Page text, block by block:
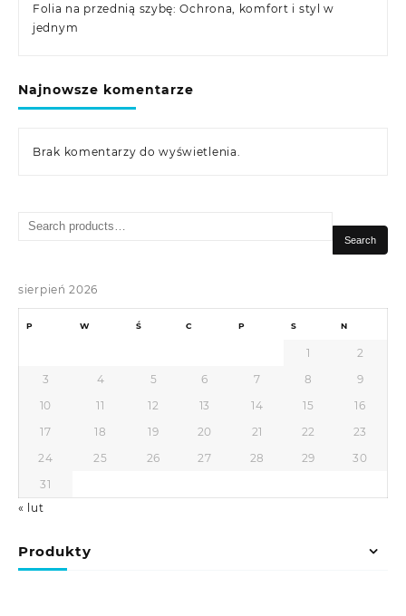
Folia na przednią szybę: Ochrona, komfort i styl w
jednym
Najnowsze komentarze
Brak komentarzy do wyświetlenia.
Search
Search
sierpień 2026
P W Ś C P S N
1
2
3
4 5 6 7 8
9
10
11 12 13 14 15
16
17
18 19 20 21 22
23
24
25 26 27 28 29
30
31
« lut
Produkty